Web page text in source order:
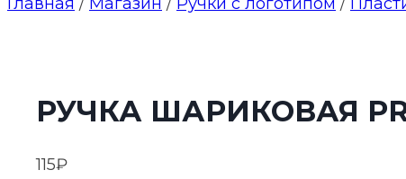
РУЧКА ШАРИКОВАЯ
115₽